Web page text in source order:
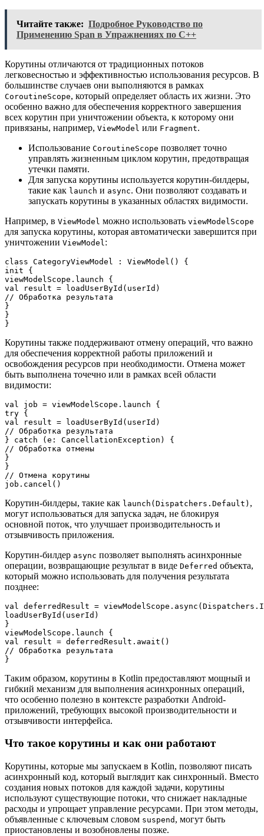
Читайте также: Подробное Руководство по
Применению Span в Упражнениях по C++
Корутины отличаются от традиционных потоков
легковесностью и эффективностью использования ресурсов. В
большинстве случаев они выполняются в рамках
CoroutineScope, который определяет область их жизни. Это
особенно важно для обеспечения корректного завершения
всех корутин при уничтожении объекта, к которому они
привязаны, например, ViewModel или Fragment.
Использование CoroutineScope позволяет точно
управлять жизненным циклом корутин, предотвращая
утечки памяти.
Для запуска корутины используется корутин-билдеры,
такие как launch и async. Они позволяют создавать и
запускать корутины в указанных областях видимости.
Например, в ViewModel можно использовать viewModelScope
для запуска корутины, которая автоматически завершится при
уничтожении ViewModel :
class CategoryViewModel : ViewModel() {
init {
viewModelScope.launch {
val result = loadUserById(userId)
// Обработка результата
}
}
Корутины также поддерживают отмену операций, что важно
для обеспечения корректной работы приложений и
освобождения ресурсов при необходимости. Отмена может
быть выполнена точечно или в рамках всей области
видимости:
val job = viewModelScope.launch {
try {
val result = loadUserById(userId)
// Обработка результата
} catch (e: CancellationException) {
// Обработка отмены
}
}
// Отмена корутины
Корутин-билдеры, такие как launch(Dispatchers.Default) ,
могут использоваться для запуска задач, не блокируя
основной поток, что улучшает производительность и
отзывчивость приложения.
Корутин-билдер async позволяет выполнять асинхронные
операции, возвращающие результат в виде Deferred объекта,
который можно использовать для получения результата
позднее:
val deferredResult =
loadUserById(userId)
}
viewModelScope.launch {
val result = deferredResult.await()
// Обработка результата
Таким образом, корутины в Kotlin предоставляют мощный и
гибкий механизм для выполнения асинхронных операций,
что особенно полезно в контексте разработки Android-
приложений, требующих высокой производительности и
отзывчивости интерфейса.
Что такое корутины и как они работают
Корутины, которые мы запускаем в Kotlin, позволяют писать
асинхронный код, который выглядит как синхронный. Вместо
создания новых потоков для каждой задачи, корутины
используют существующие потоки, что снижает накладные
расходы и упрощает управление ресурсами. При этом методы,
объявленные с ключевым словом suspend , могут быть
приостановлены и возобновлены позже.